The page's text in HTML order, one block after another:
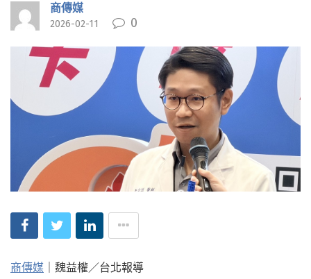
商傳媒
2026-02-11 0
商傳媒 ｜魏益權／台北報導